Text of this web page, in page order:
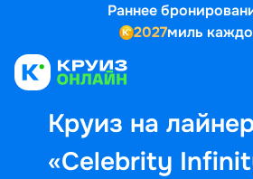
Раннее
2027миль
Круиз на
«Celebrity
Выбор кают